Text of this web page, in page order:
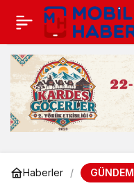
Haberler GÜNDEM